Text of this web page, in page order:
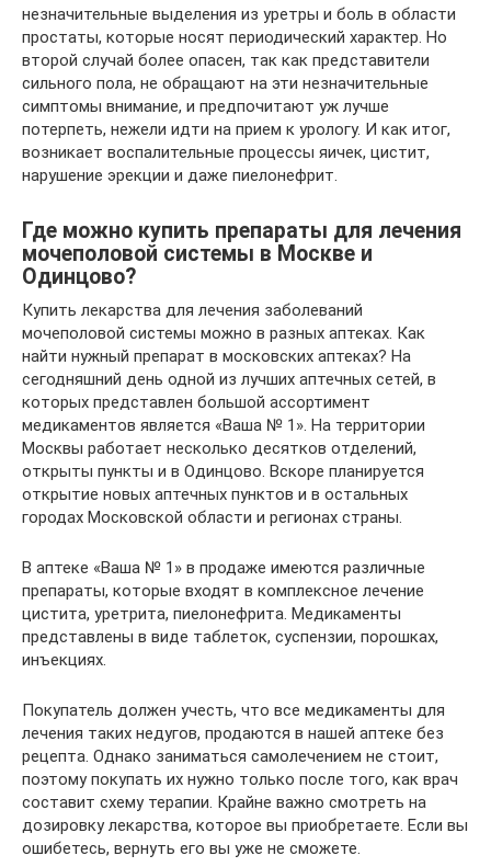
незначительные выделения из уретры и боль в области
простаты, которые носят периодический характер. Но
второй случай более опасен, так как представители
сильного пола, не обращают на эти незначительные
симптомы внимание, и предпочитают уж лучше
потерпеть, нежели идти на прием к урологу. И как итог,
возникает воспалительные процессы яичек, цистит,
нарушение эрекции и даже пиелонефрит.
Где можно купить препараты для лечения
мочеполовой системы в Москве и
Одинцово?
Купить лекарства для лечения заболеваний
мочеполовой системы можно в разных аптеках. Как
найти нужный препарат в московских аптеках? На
сегодняшний день одной из лучших аптечных сетей, в
которых представлен большой ассортимент
медикаментов является «Ваша № 1». На территории
Москвы работает несколько десятков отделений,
открыты пункты и в Одинцово. Вскоре планируется
открытие новых аптечных пунктов и в остальных
городах Московской области и регионах страны.
В аптеке «Ваша № 1» в продаже имеются различные
препараты, которые входят в комплексное лечение
цистита, уретрита, пиелонефрита. Медикаменты
представлены в виде таблеток, суспензии, порошках,
инъекциях.
Покупатель должен учесть, что все медикаменты для
лечения таких недугов, продаются в нашей аптеке без
рецепта. Однако заниматься самолечением не стоит,
поэтому покупать их нужно только после того, как врач
составит схему терапии. Крайне важно смотреть на
дозировку лекарства, которое вы приобретаете. Если вы
ошибетесь, вернуть его вы уже не сможете.